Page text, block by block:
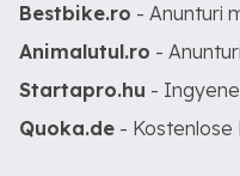
Bestbike.ro - Anunturi
Animalutul.ro -
Startapro.hu -
Quoka.de - Kostenlose